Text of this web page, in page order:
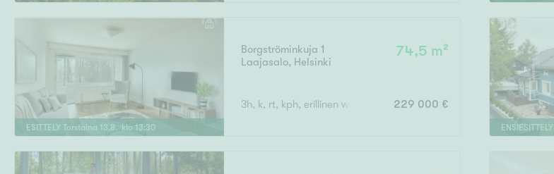
ESITTELY Torstaina 13.8. klo 13:30
Borgströminkuja 1
Laajasalo, Helsinki
74,5 m²
3h, k, rt, kph, erillinen wc, vh, lasitettu parveke
229 000 €
ENSIESITTELY